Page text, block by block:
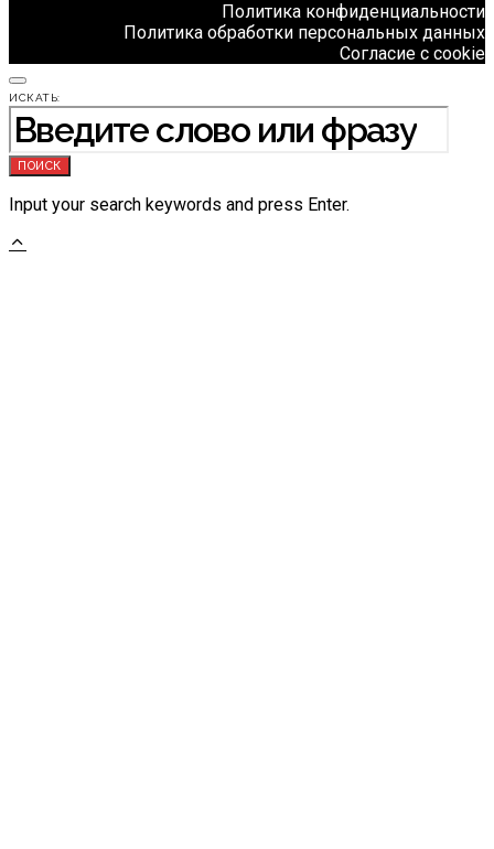
Политика конфиденциальности
Политика обработки персональных данных
Согласие с cookie
ИСКАТЬ:
ПОИСК
Input your search keywords and press Enter.